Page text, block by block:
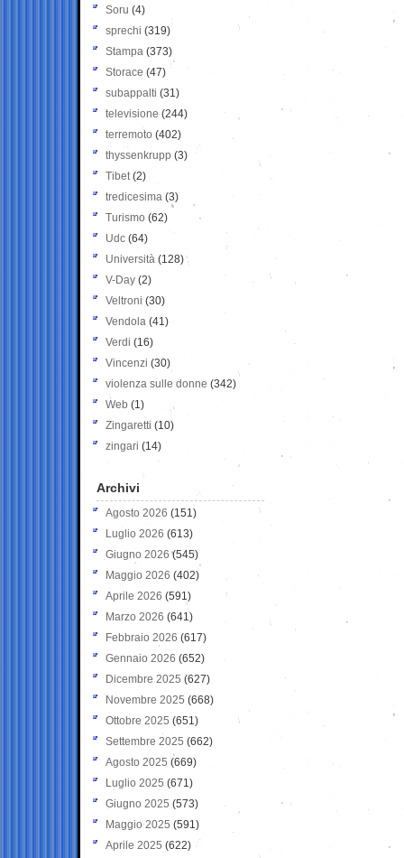
Soru (4)
sprechi (319)
Stampa (373)
Storace (47)
subappalti (31)
televisione(244)
terremoto (402)
thyssenkrupp (3)
Tibet(2)
tredicesima (3)
Turismo (62)
Udc (64)
Università (128)
V-Day (2)
Veltroni (30)
Vendola (41)
Verdi (16)
Vincenzi (30)
violenza sulle donne (342)
Web (1)
Zingaretti (10)
zingari (14)
Archivi
Agosto 2026 (151)
Luglio 2026 (613)
Giugno 2026 (545)
Maggio 2026 (402)
Aprile 2026 (591)
Marzo 2026 (641)
Febbraio 2026 (617)
Gennaio 2026 (652)
Dicembre 2025 (627)
Novembre 2025 (668)
Ottobre 2025 (651)
Settembre 2025 (662)
Agosto 2025 (669)
Luglio 2025 (671)
Giugno 2025 (573)
Maggio 2025 (591)
Aprile 2025 (622)